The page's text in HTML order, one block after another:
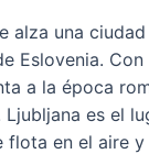
alza una
Eslovenia.
a la época
es el
en el aire